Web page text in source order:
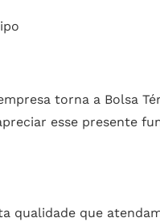
torna a Bolsa
esse presente
qualidade que